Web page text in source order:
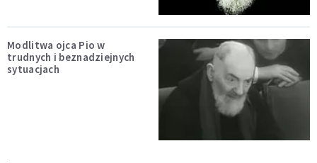
Modlitwa ojca Pio w
trudnych i beznadziejnych
sytuacjach